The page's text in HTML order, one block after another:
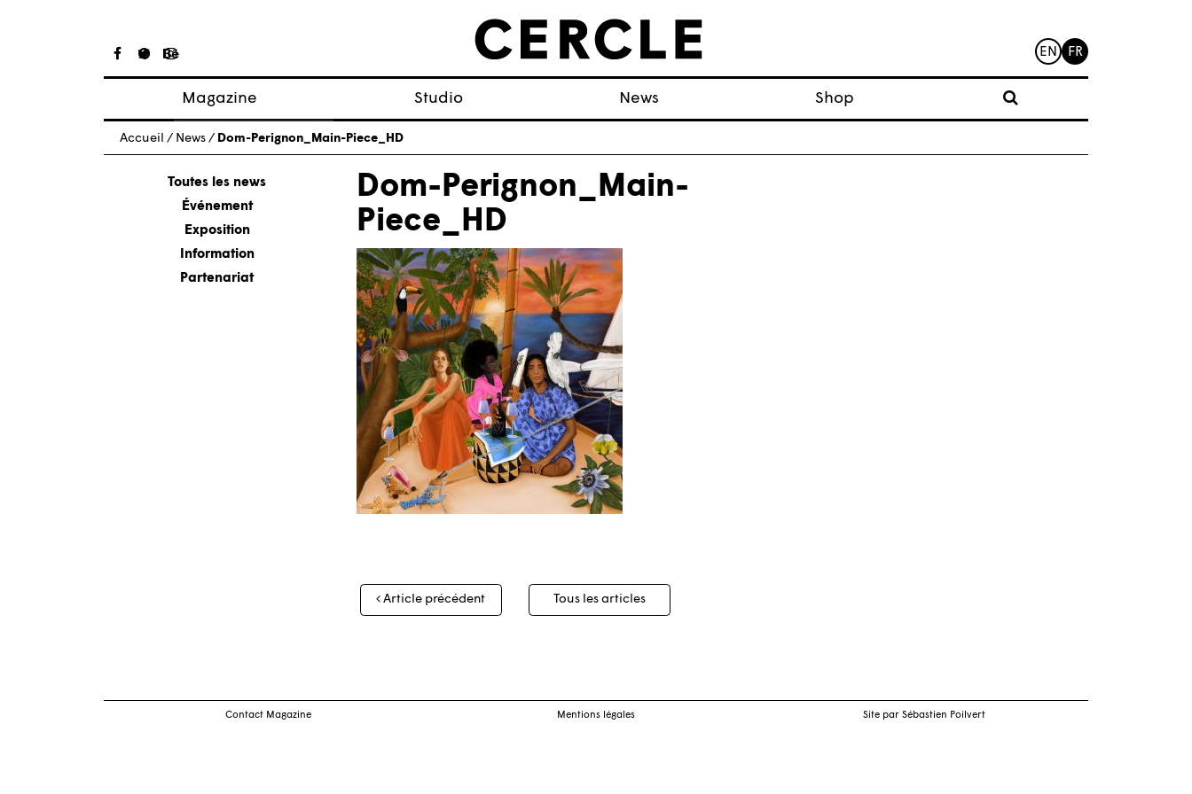
EN FR
Magazine
Articles
À propos
Numéros
Studio News Shop
Accueil / News / Dom-Perignon_Main-Piece_HD
Toutes les news
Événement
Exposition
Information
Partenariat
Dom-Perignon_Main-
Piece_HD
Navigation
des
Article précédent Tous les articles
Contact Magazine Mentions légales Site par Sébastien Poilvert